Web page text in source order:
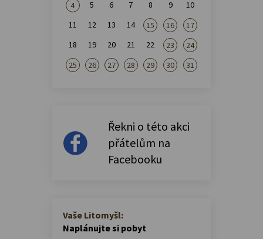
4 5 6 7 8 9
10
11
12 13 14 15 16
17
18
19 20 21 22 23
24
25
26 27 28 29 30 31
Řekni o této akci
přátelům na
Facebooku
Vaše Litomyšl:
Naplánujte si pobyt